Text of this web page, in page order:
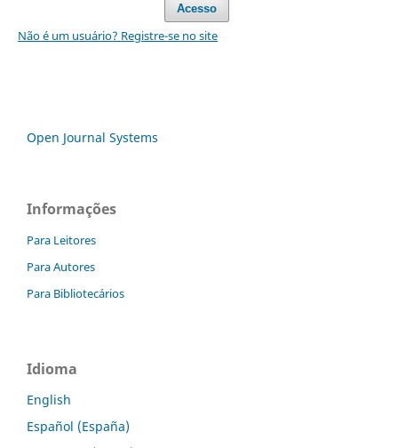
Acesso
Não é um usuário? Registre-se no site
Open Journal Systems
Informações
Para Leitores
Para Autores
Para Bibliotecários
Idioma
English
Español (España)